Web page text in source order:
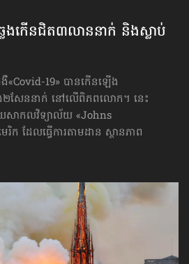
ង​កើន​ជិត​៣លាន​​នាក់ និង​ស្លាប់​
19» បានកើនឡើង
២សែន​នាក់ នៅលើពិភពលោក។​ នេះ
សាកលវិទ្យាល័យ «Johns
ក ដែលធ្វើការតាមដាន ស្ថានភាព